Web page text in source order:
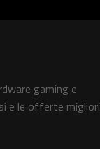
gaming e
e le offerte migliori